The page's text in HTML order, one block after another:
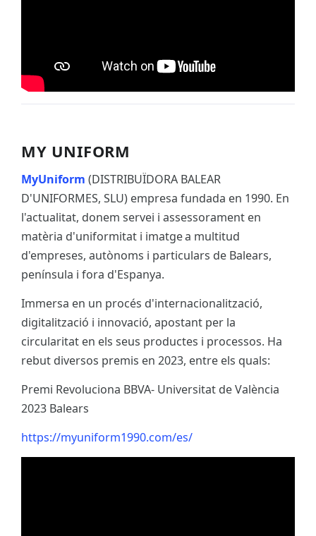
MY UNIFORM
MyUniform (DISTRIBUÏDORA BALEAR
D'UNIFORMES, SLU) empresa fundada en 1990. En
l'actualitat, donem servei i assessorament en
matèria d'uniformitat i imatge a multitud
d'empreses, autònoms i particulars de Balears,
península i fora d'Espanya.
Immersa en un procés d'internacionalització,
digitalització i innovació, apostant per la
circularitat en els seus productes i processos. Ha
rebut diversos premis en 2023, entre els quals:
Premi Revoluciona BBVA- Universitat de València
2023 Balears
https://myuniform1990.com/es/